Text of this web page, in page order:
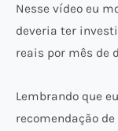
Nesse vídeo eu
deveria ter
reais por mês de
Lembrando que
recomendação